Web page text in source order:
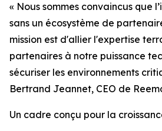
« Nous sommes convaincus que
sans un écosystème de
mission est d'allier l'expertise
partenaires à notre puissance
sécuriser les environnements
Bertrand Jeannet, CEO de
Un cadre conçu pour la